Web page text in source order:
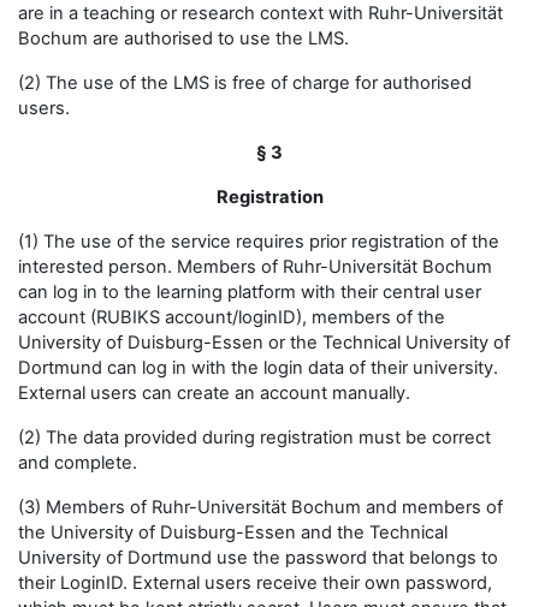
are in a teaching or research context with Ruhr-Universität
Bochum are authorised to use the LMS.
(2) The use of the LMS is free of charge for authorised
users.
§ 3
Registration
(1) The use of the service requires prior registration of the
interested person. Members of Ruhr-Universität Bochum
can log in to the learning platform with their central user
account (RUBIKS account/loginID), members of the
University of Duisburg-Essen or the Technical University of
Dortmund can log in with the login data of their university.
External users can create an account manually.
(2) The data provided during registration must be correct
and complete.
(3) Members of Ruhr-Universität Bochum and members of
the University of Duisburg-Essen and the Technical
University of Dortmund use the password that belongs to
their LoginID. External users receive their own password,